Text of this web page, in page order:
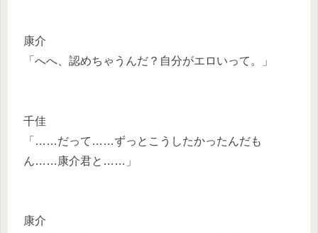
康介
「へへ、認めちゃうんだ？自分がエロいって。」
千佳
「……だって……ずっとこうしたかったんだも
ん……康介君と……」
康介